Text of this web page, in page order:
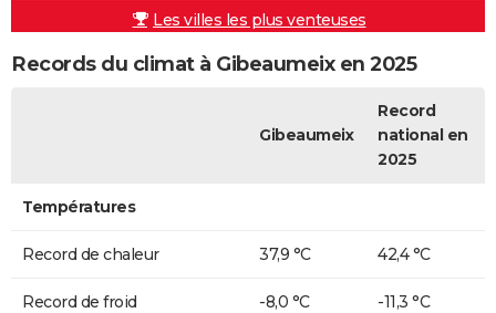
Les villes les plus venteuses
Records du climat à Gibeaumeix en 2025
Gibeaumeix
Record
national en
2025
Températures
Record de chaleur 37,9 °C 42,4 °C
Record de froid -8,0 °C -11,3 °C